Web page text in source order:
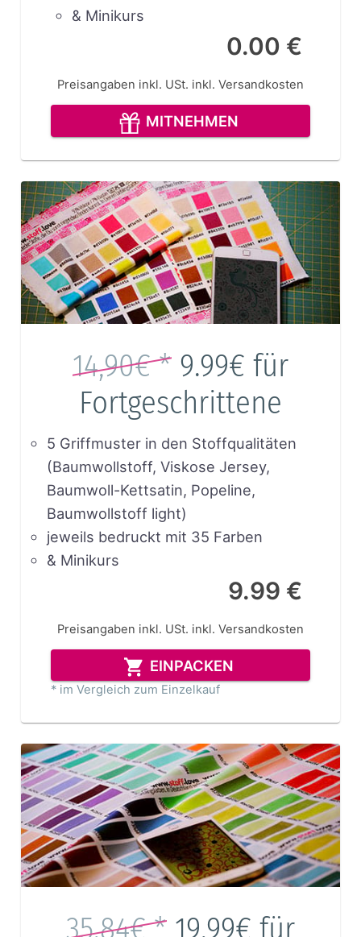
& Minikurs
0.00 €
Preisangaben inkl. USt. inkl. Versandkosten
MITNEHMEN
14,90€ * 9.99€ für
Fortgeschrittene
5 Griffmuster in den Stoffqualitäten
(Baumwollstoff, Viskose Jersey,
Baumwoll-Kettsatin, Popeline,
Baumwollstoff light)
jeweils bedruckt mit 35 Farben
& Minikurs
9.99 €
Preisangaben inkl. USt. inkl. Versandkosten
EINPACKEN
* im Vergleich zum Einzelkauf
35.84€ * 19.99€ für